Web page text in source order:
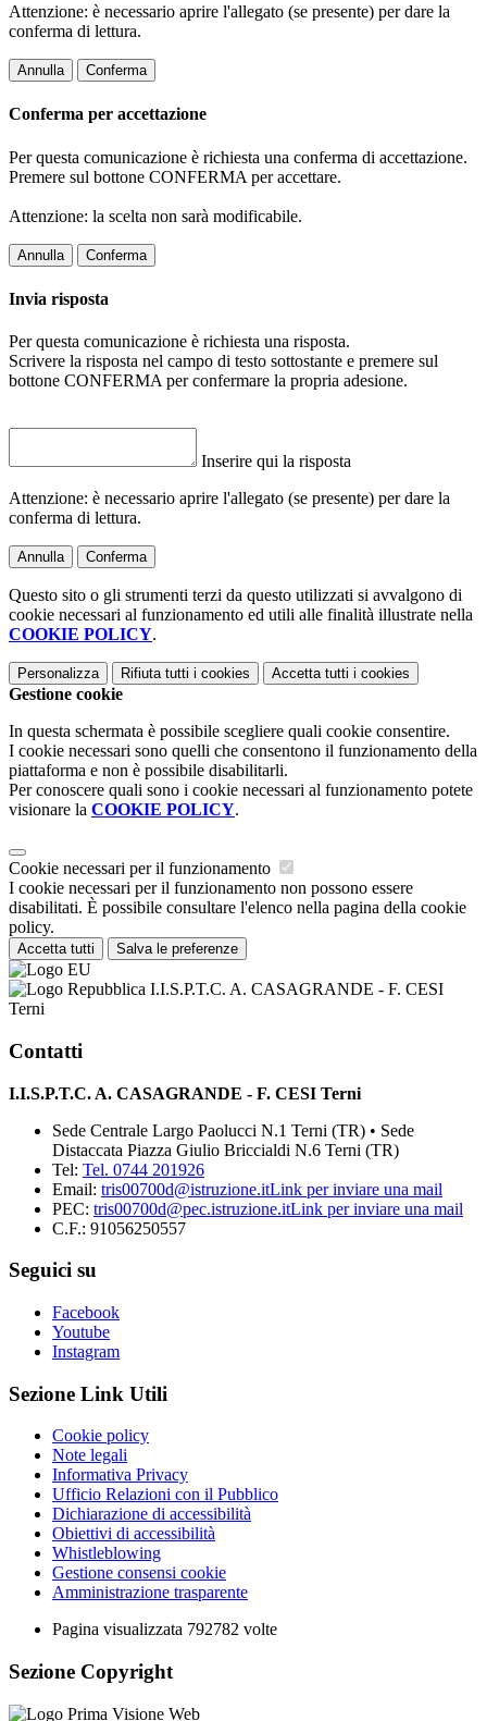
Attenzione: è necessario aprire l'allegato (se presente) per dare la
conferma di lettura.
Annulla Conferma
Conferma per accettazione
Per questa comunicazione è richiesta una conferma di accettazione.
Premere sul bottone CONFERMA per accettare.
Attenzione: la scelta non sarà modificabile.
Annulla Conferma
Invia risposta
Per questa comunicazione è richiesta una risposta.
Scrivere la risposta nel campo di testo sottostante e premere sul
bottone CONFERMA per confermare la propria adesione.
Inserire qui la risposta
Attenzione: è necessario aprire l'allegato (se presente) per dare la
conferma di lettura.
Annulla Conferma
Questo sito o gli strumenti terzi da questo utilizzati si avvalgono di
cookie necessari al funzionamento ed utili alle finalità illustrate nella
COOKIE POLICY.
Personalizza Rifiuta tutti i cookies Accetta tutti i cookies
Gestione cookie
In questa schermata è possibile scegliere quali cookie consentire.
I cookie necessari sono quelli che consentono il funzionamento della
piattaforma e non è possibile disabilitarli.
Per conoscere quali sono i cookie necessari al funzionamento potete
visionare la COOKIE POLICY.
Cookie necessari per il funzionamento
I cookie necessari per il funzionamento non possono essere
disabilitati. È possibile consultare l'elenco nella pagina della cookie
policy.
Accetta tutti Salva le preferenze
I.I.S.P.T.C. A. CASAGRANDE - F. CESI
Terni
Contatti
I.I.S.P.T.C. A. CASAGRANDE - F. CESI Terni
Sede Centrale Largo Paolucci N.1 Terni (TR) • Sede
Distaccata Piazza Giulio Briccialdi N.6 Terni (TR)
Tel: Tel. 0744 201926
Email: tris00700d@istruzione.itLink per inviare una mail
PEC: tris00700d@pec.istruzione.itLink per inviare una mail
C.F.: 91056250557
Seguici su
Facebook
Youtube
Instagram
Sezione Link Utili
Cookie policy
Note legali
Informativa Privacy
Ufficio Relazioni con il Pubblico
Dichiarazione di accessibilità
Obiettivi di accessibilità
Whistleblowing
Gestione consensi cookie
Amministrazione trasparente
Pagina visualizzata 792782 volte
Sezione Copyright